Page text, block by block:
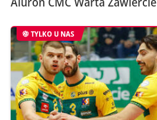
TYLKO U NAS